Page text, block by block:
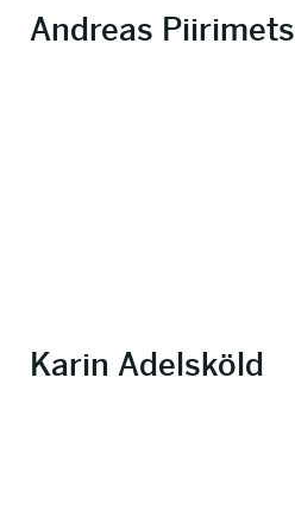
Andreas Piirimets
Karin Adelsköld